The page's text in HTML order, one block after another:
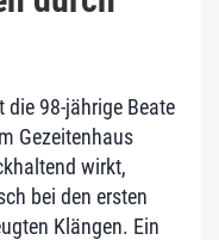
die 98-jährige Beate
Gezeitenhaus
wirkt,
bei den ersten
Klängen. Ein